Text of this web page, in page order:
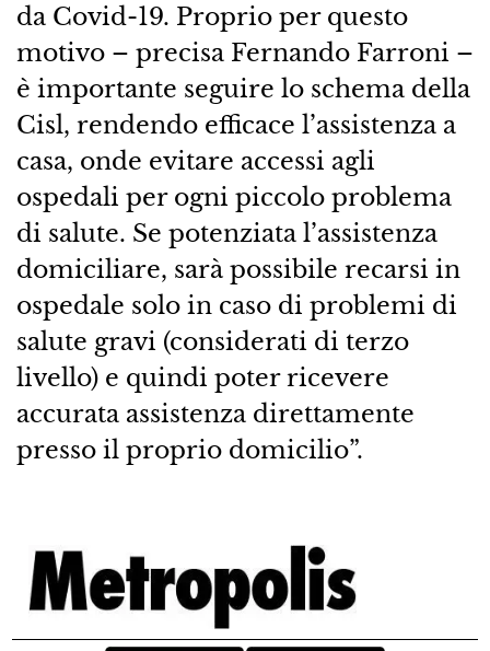
da Covid-19. Proprio per questo
motivo – precisa Fernando Farroni –
è importante seguire lo schema della
Cisl, rendendo efficace l’assistenza a
casa, onde evitare accessi agli
ospedali per ogni piccolo problema
di salute. Se potenziata l’assistenza
domiciliare, sarà possibile recarsi in
ospedale solo in caso di problemi di
salute gravi (considerati di terzo
livello) e quindi poter ricevere
accurata assistenza direttamente
presso il proprio domicilio”.